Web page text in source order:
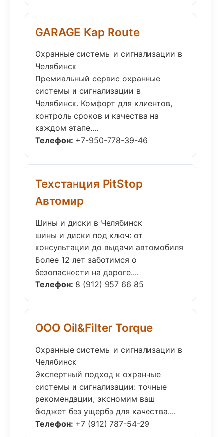
GARAGE Кар Route
Охранные системы и сигнализации в
Челябинск
Премиальный сервис охранные
системы и сигнализации в
Челябинск. Комфорт для клиентов,
контроль сроков и качества на
каждом этапе....
Телефон: +7-950-778-39-46
Техстанция PitStop
Автомир
Шины и диски в Челябинск
шины и диски под ключ: от
консультации до выдачи автомобиля.
Более 12 лет заботимся о
безопасности на дороге....
Телефон: 8 (912) 957 66 85
ООО Oil&Filter Torque
Охранные системы и сигнализации в
Челябинск
Экспертный подход к охранные
системы и сигнализации: точные
рекомендации, экономим ваш
бюджет без ущерба для качества....
Телефон: +7 (912) 787-54-29